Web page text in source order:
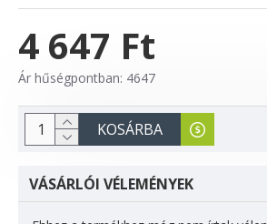
4 647 Ft
Ár hűségpontban: 4647
KOSÁRBA
VÁSÁRLÓI VÉLEMÉNYEK